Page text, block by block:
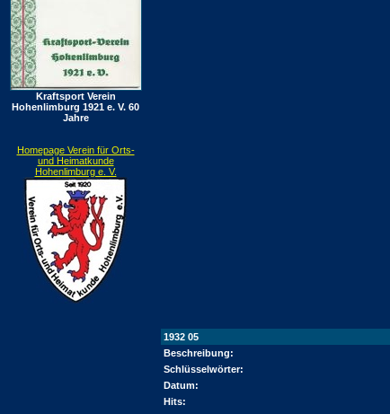
Kraftsport Verein
Hohenlimburg 1921 e. V. 60
Jahre
Homepage Verein für Orts-
und Heimatkunde
Hohenlimburg e. V.
1932 05
Beschreibung:
Schlüsselwörter:
Datum:
Hits: